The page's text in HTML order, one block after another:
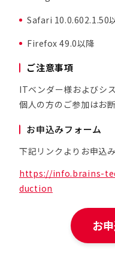
Safari 10.0.602.1.50
Firefox 49.0以降
ご注意事項
ITベンダー様およびシ
個人の方のご参加はお
お申込みフォーム
下記リンクよりお申込み
https://info.brains-
duction
お